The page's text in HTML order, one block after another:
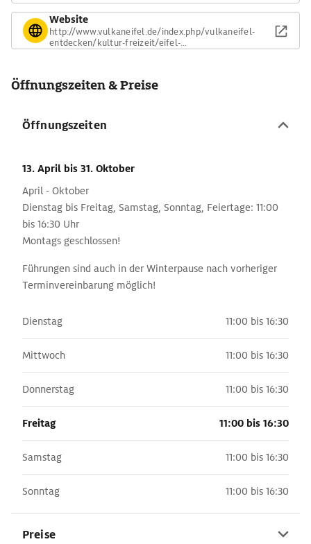
Website
http://www.vulkaneifel.de/index.php/vulkaneifel-
entdecken/kultur-freizeit/eifel-
Öffnungszeiten & Preise
Öffnungszeiten
13. April bis 31. Oktober
April - Oktober
Dienstag bis Freitag, Samstag, Sonntag, Feiertage: 11:00
bis 16:30 Uhr
Montags geschlossen!
Führungen sind auch in der Winterpause nach vorheriger
Terminvereinbarung möglich!
Dienstag 11:00 bis 16:30
Mittwoch 11:00 bis 16:30
Donnerstag 11:00 bis 16:30
Freitag 11:00 bis 16:30
Samstag 11:00 bis 16:30
Sonntag 11:00 bis 16:30
Preise